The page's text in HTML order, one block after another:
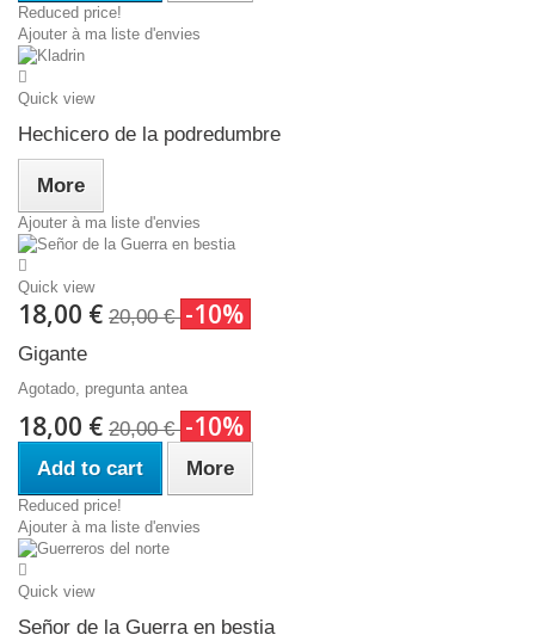
Reduced price!
Ajouter à ma liste d'envies
Quick view
Hechicero de la podredumbre
More
Ajouter à ma liste d'envies
Quick view
18,00 € 20,00 € -10%
Gigante
Agotado, pregunta antea
18,00 € 20,00 € -10%
Add to cart More
Reduced price!
Ajouter à ma liste d'envies
Quick view
Señor de la Guerra en bestia